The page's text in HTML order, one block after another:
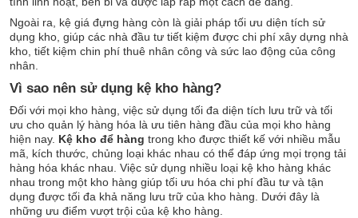
Ngoài ra, kệ giá đựng hàng còn là giải pháp tối ưu diện tích sử
dụng kho, giúp các nhà đầu tư tiết kiệm được chi phí xây dựng nhà
kho, tiết kiệm chin phí thuê nhân công và sức lao động của công
nhân.
Vì sao nên sử dụng kệ kho hàng?
Đối với mọi kho hàng, việc sử dụng tối đa diện tích lưu trữ và tối
ưu cho quản lý hàng hóa là ưu tiên hàng đầu của mọi kho hàng
hiện nay. Kệ kho để hàng trong kho được thiết kế với nhiều mẫu
mã, kích thước, chủng loại khác nhau có thể đáp ứng mọi trọng tải
hàng hóa khác nhau. Việc sử dụng nhiều loại kệ kho hàng khác
nhau trong một kho hàng giúp tối ưu hóa chi phí đầu tư và tận
dụng được tối đa khả năng lưu trữ của kho hàng. Dưới đây là
những ưu điểm vượt trội của kệ kho hàng.